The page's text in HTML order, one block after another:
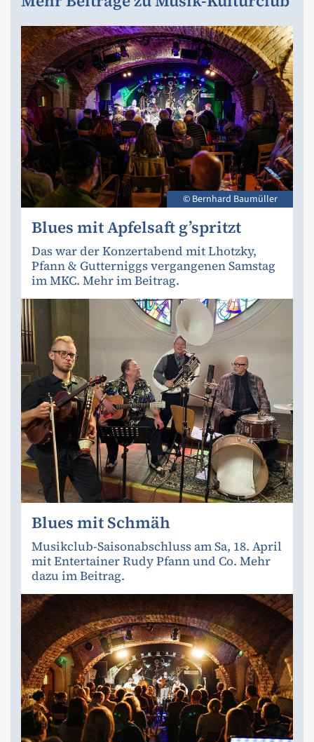
© Bernhard Baumüller
Blues mit Apfelsaft g’spritzt
Das war der Konzertabend mit Lhotzky,
Pfann & Gutterniggs vergangenen Samstag
im MKC. Mehr im Beitrag.
Blues mit Schmäh
Musikclub-Saisonabschluss am Sa, 18. April
mit Entertainer Rudy Pfann und Co. Mehr
dazu im Beitrag.